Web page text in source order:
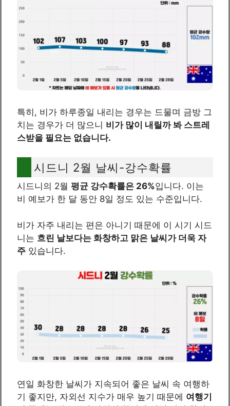
특히, 비가 하루종일 내리는 경우는 드물며 금방 그
치는 경우가 더 많으니 비가 많이 내릴까 봐 스트레
스받을 필요는 없습니다.
시드니 2월 날씨-강수확률
시드니의 2월 평균 강수확률은 26%입니다. 이는
비 예보가 한 달 동안 8일 정도 있는 수준입니다.
비가 자주 내리는 편은 아니기 때문에 이 시기 시드
니는 흐린 날보다는 화창하고 맑은 날씨가 더욱 자
주 있습니다.
연일 화창한 날씨가 지속되어 좋은 날씨 속 여행하
기 좋지만, 자외선 지수가 매우 높기 때문에 여행기